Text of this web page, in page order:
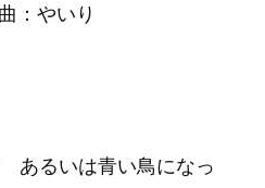
：やいり
あるいは青い鳥になっ